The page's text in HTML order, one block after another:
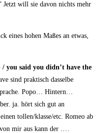
Jetzt will sie davon nichts mehr
eines hohen Maßes an etwas,
you said you did­n’t have the
sind prak­tisch dasselbe
Popo… Hintern…
ja. hört sich gut an
tollen/klasse/etc. Romeo ab
mir aus kann der .…